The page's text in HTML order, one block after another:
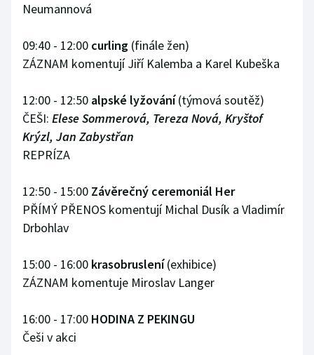
Neumannová
09:40 - 12:00 curling (finále žen)
ZÁZNAM komentují Jiří Kalemba a Karel Kubeška
12:00 - 12:50 alpské lyžování(týmová soutěž)
ČEŠI: Elese Sommerová, Tereza Nová, Kryštof
Krýzl, Jan Zabystřan
REPRÍZA
12:50 - 15:00 Závěrečný ceremoniál Her
PŘÍMÝ PŘENOS komentují Michal Dusík a Vladimír
Drbohlav
15:00 - 16:00 krasobruslení(exhibice)
ZÁZNAM komentuje Miroslav Langer
16:00 - 17:00 HODINA Z PEKINGU
Češi v akci